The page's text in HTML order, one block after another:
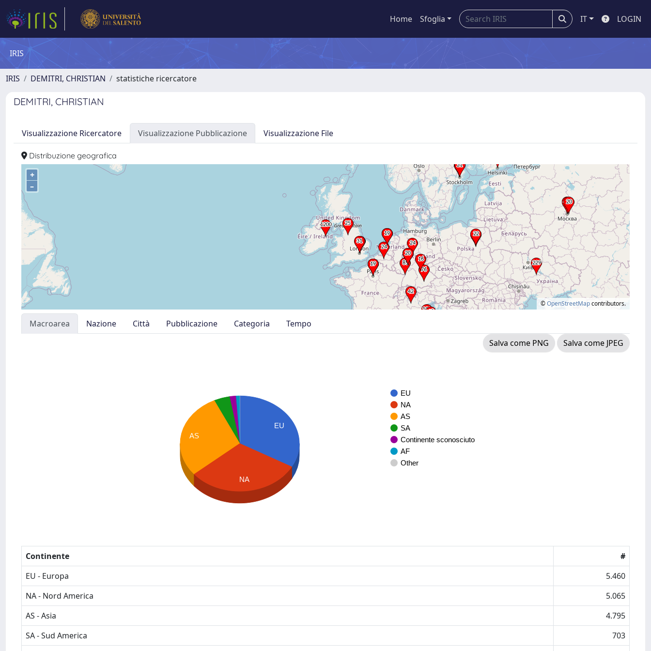
Home Sfoglia IT LOGIN
IRIS
IRIS DEMITRI, CHRISTIAN statistiche ricercatore
DEMITRI, CHRISTIAN
Visualizzazione Ricercatore Visualizzazione Pubblicazione Visualizzazione File
Distribuzione geografica
+
–
©OpenStreetMapcontributors.
Macroarea Nazione Città Pubblicazione Categoria
Tempo
Salva come PNG
Salva come JPEG
EU
NA
AS
SA
Continente sconosciuto
AF
Other
EU
AS
NA
Continente
#
EU - Europa
5.460
NA - Nord America
5.065
AS - Asia
4.795
SA - Sud America
703